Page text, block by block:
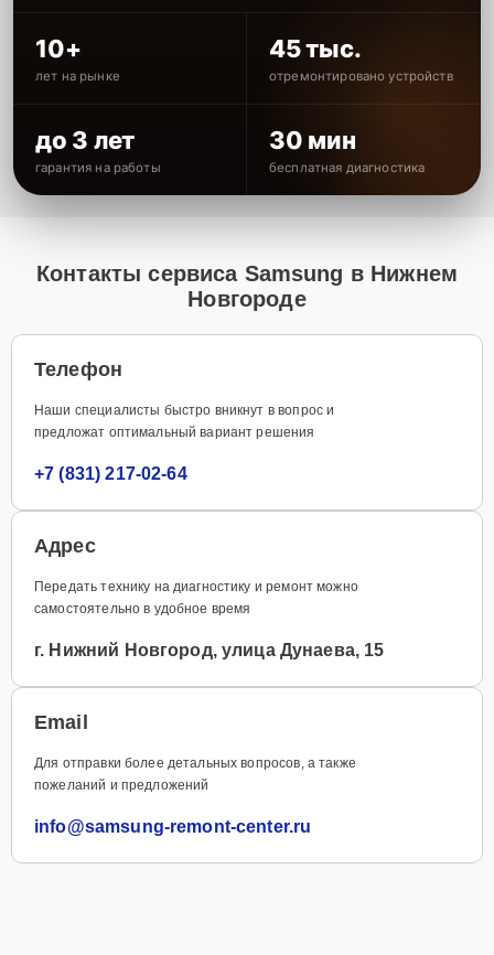
10+
лет на рынке
45 тыс.
отремонтировано устройств
до 3 лет
гарантия на работы
30 мин
бесплатная диагностика
Контакты сервиса Samsung в Нижнем
Новгороде
Телефон
Наши специалисты быстро вникнут в вопрос и
предложат оптимальный вариант решения
+7 (831) 217-02-64
Адрес
Передать технику на диагностику и ремонт можно
самостоятельно в удобное время
г. Нижний Новгород, улица Дунаева, 15
Email
Для отправки более детальных вопросов, а также
пожеланий и предложений
info@samsung-remont-center.ru